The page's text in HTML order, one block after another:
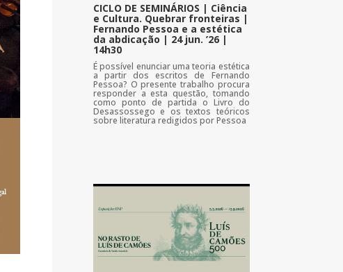
CICLO DE SEMINÁRIOS | Ciência
e Cultura. Quebrar fronteiras |
Fernando Pessoa e a estética
da abdicação | 24 jun. ’26 |
14h30
É possível enunciar uma teoria estética
a partir dos escritos de Fernando
Pessoa? O presente trabalho procura
responder a esta questão, tomando
como ponto de partida o Livro do
Desassossego e os textos teóricos
sobre literatura redigidos por Pessoa